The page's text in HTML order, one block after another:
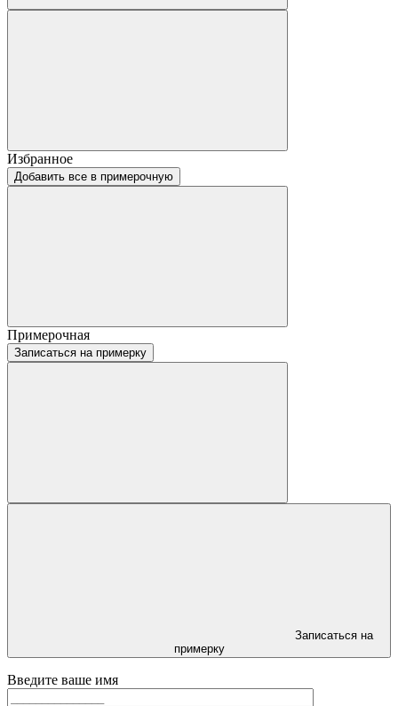
Избранное
Добавить все в примерочную
Примерочная
Записаться на примерку
Записаться на
примерку
Введите ваше имя